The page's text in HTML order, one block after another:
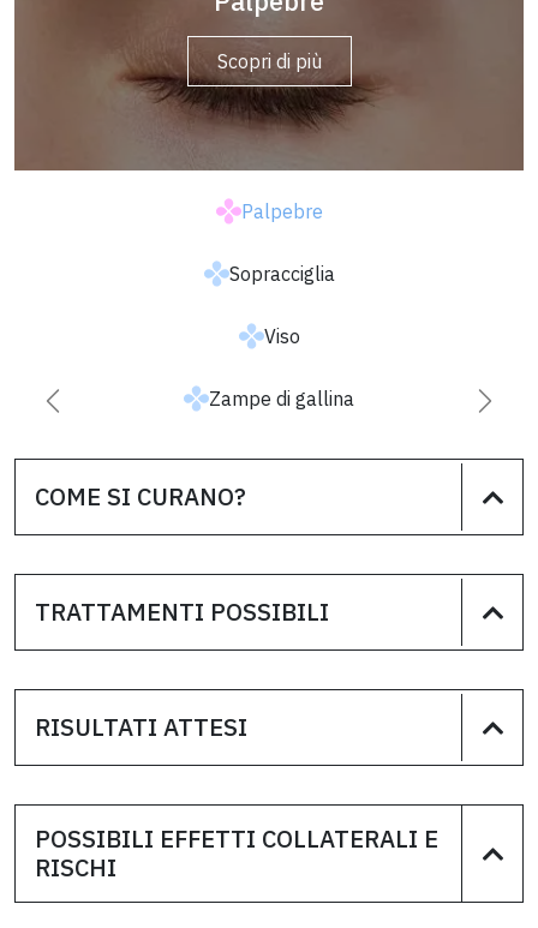
Scopri di più
Scopri di più
Palpebre
Sopracciglia
Viso
Zampe di gallina
Successiva
COME SI CURANO?
TRATTAMENTI POSSIBILI
RISULTATI ATTESI
POSSIBILI EFFETTI COLLATERALI E
RISCHI